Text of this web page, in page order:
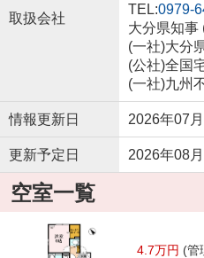
取扱会社
TEL:0979-
大分県知事
(一社)大分
(公社)全国
(一社)九州
情報更新日 2026年07
更新予定日 2026年08
空室一覧
4.7万円 (管